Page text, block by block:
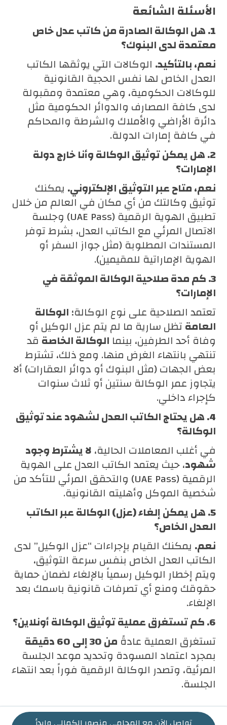
الأسئلة الشائعة
1. هل الوكالة الصادرة من كاتب عدل خاص
معتمدة لدى البنوك؟
نعم، بالتأكيد. الوكالات التي يوثقها الكاتب
العدل الخاص لها نفس الحجية القانونية
للوكالات الحكومية، وهي معتمدة ومقبولة
لدى كافة المصارف والدوائر الحكومية مثل
دائرة الأراضي والأملاك والشرطة والمحاكم
في كافة إمارات الدولة.
2. هل يمكن توثيق الوكالة وأنا خارج دولة
الإمارات؟
نعم، متاح عبر التوثيق الإلكتروني. يمكنك
توثيق وكالتك من أي مكان في العالم من خلال
تطبيق الهوية الرقمية (UAE Pass) وجلسة
الاتصال المرئي مع الكاتب العدل، بشرط توفر
المستندات المطلوبة (مثل جواز السفر أو
الهوية الإماراتية للمقيمين).
3. كم مدة صلاحية الوكالة الموثقة في
الإمارات؟
تعتمد الصلاحية على نوع الوكالة؛الوكالة
العامةتظل سارية ما لم يتم عزل الوكيل أو
وفاة أحد الطرفين، بينما الوكالة الخاصة قد
تنتهي بانتهاء الغرض منها. ومع ذلك، تشترط
بعض الجهات (مثل البنوك أو دوائر العقارات) ألا
يتجاوز عمر الوكالة سنتين أو ثلاث سنوات
كإجراء داخلي.
4. هل يحتاج الكاتب العدل لشهود عند توثيق
الوكالة؟
في أغلب المعاملات الحالية،لا يشترط وجود
شهود، حيث يعتمد الكاتب العدل على الهوية
الرقمية (UAE Pass) والتحقق المرئي للتأكد من
شخصية الموكل وأهليته القانونية.
5. هل يمكن إلغاء (عزل) الوكالة عبر الكاتب
العدل الخاص؟
نعم. يمكنك القيام بإجراءات “عزل الوكيل” لدى
الكاتب العدل الخاص بنفس سرعة التوثيق،
ويتم إخطار الوكيل رسمياً بالإلغاء لضمان حماية
حقوقك ومنع أي تصرفات قانونية باسمك بعد
الإلغاء.
6. كم تستغرق عملية توثيق الوكالة أونلاين؟
تستغرق العملية عادةً من 30 إلى 60 دقيقة
بمجرد اعتماد المسودة وتحديد موعد الجلسة
المرئية، وتصدر الوكالة الرقمية فوراً بعد انتهاء
الجلسة.